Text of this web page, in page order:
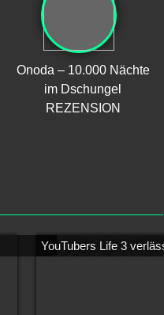
Onoda – 10.000 Nächte
im Dschungel
REZENSION
YouTubers Life 3